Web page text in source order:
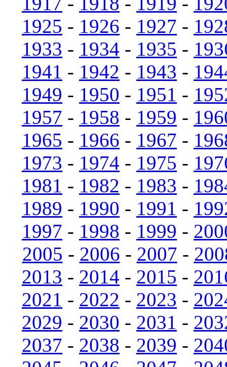
1925 - 1926 - 1927 -
1933 - 1934 - 1935 -
1941 - 1942 - 1943 -
1949 - 1950 - 1951 -
1957 - 1958 - 1959 -
1965 - 1966 - 1967 -
1973 - 1974 - 1975 -
1981 - 1982 - 1983 -
1989 - 1990 - 1991 -
1997 - 1998 - 1999 -
2005 - 2006 - 2007 -
2013 - 2014 - 2015 -
2021 - 2022 - 2023 -
2029 - 2030 - 2031 -
2037 - 2038 - 2039 -